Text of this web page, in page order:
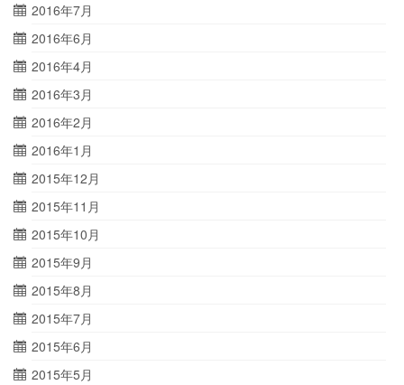
2016年7月
2016年6月
2016年4月
2016年3月
2016年2月
2016年1月
2015年12月
2015年11月
2015年10月
2015年9月
2015年8月
2015年7月
2015年6月
2015年5月